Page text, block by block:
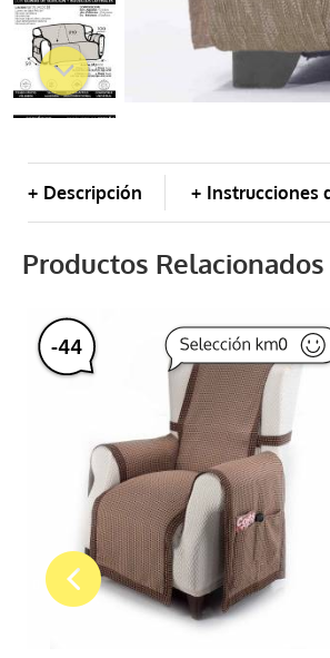
Chester
Puff
Salva chaiselongue
Foulard
Descripción Instrucciones
Productos Relacionados
-44